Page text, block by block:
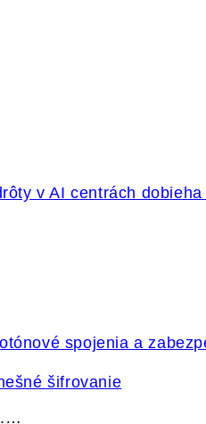
šifrovanie